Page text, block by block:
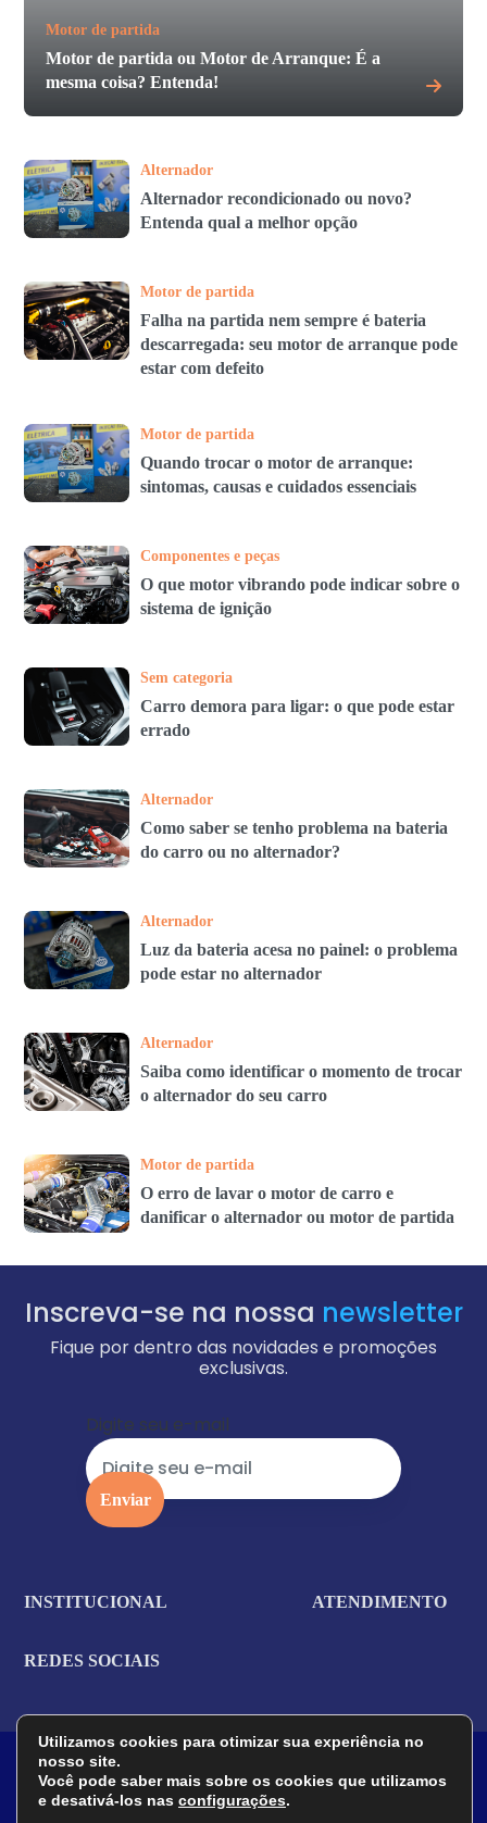
Motor de partida
Motor de partida ou Motor de Arranque: É a
mesma coisa? Entenda!
Alternador
Alternador recondicionado ou novo?
Entenda qual a melhor opção
Motor de partida
Falha na partida nem sempre é bateria
descarregada: seu motor de arranque pode
estar com defeito
Motor de partida
Quando trocar o motor de arranque:
sintomas, causas e cuidados essenciais
Componentes e peças
O que motor vibrando pode indicar sobre o
sistema de ignição
Sem categoria
Carro demora para ligar: o que pode estar
errado
Alternador
Como saber se tenho problema na bateria
do carro ou no alternador?
Alternador
Luz da bateria acesa no painel: o problema
pode estar no alternador
Alternador
Saiba como identificar o momento de trocar
o alternador do seu carro
Motor de partida
O erro de lavar o motor de carro e
danificar o alternador ou motor de partida
Inscreva-se na nossa newsletter
Fique por dentro das novidades e promoções
exclusivas.
Digite seu e-mail
INSTITUCIONAL ATENDIMENTO
REDES SOCIAIS
Garcia Autopeças - Loja Física e Online de peças
automotivas.. GARCIA COM DE PECAS E SERVS
AUTOMOTIVOS LTDA - CNPJ 34.428.965/0001-00 - CEP
Utilizamos cookies para otimizar sua experiência no
nosso site.
Você pode saber mais sobre os cookies que utilizamos
e desativá-los nas configurações.